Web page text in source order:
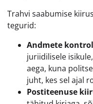
Trahvi saabumise
tegurid:
Andmete
juriidilisele
aega, kuna
juht, kes sel ajal
Postiteenuse